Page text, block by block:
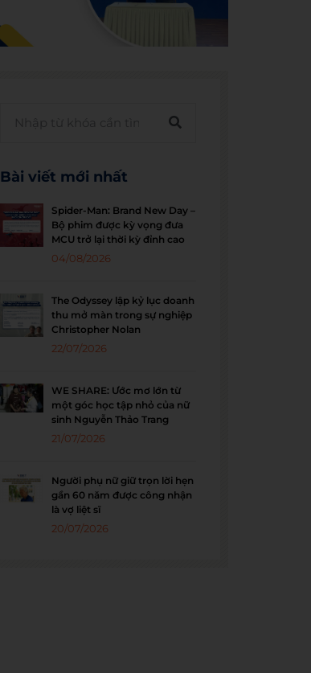
Bài viết mới nhất
Spider-Man: Brand New Day –
Bộ phim được kỳ vọng đưa
MCU trở lại thời kỳ đỉnh cao
04/08/2026
The Odyssey lập kỷ lục doanh
thu mở màn trong sự nghiệp
Christopher Nolan
22/07/2026
WE SHARE: Ước mơ lớn từ
một góc học tập nhỏ của nữ
sinh Nguyễn Thảo Trang
21/07/2026
Người phụ nữ giữ trọn lời hẹn
gần 60 năm được công nhận
là vợ liệt sĩ
20/07/2026